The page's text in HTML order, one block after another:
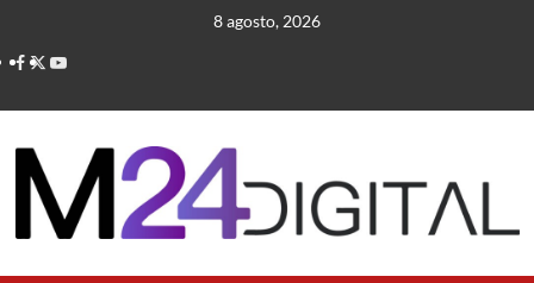
contenido
8 agosto, 2026